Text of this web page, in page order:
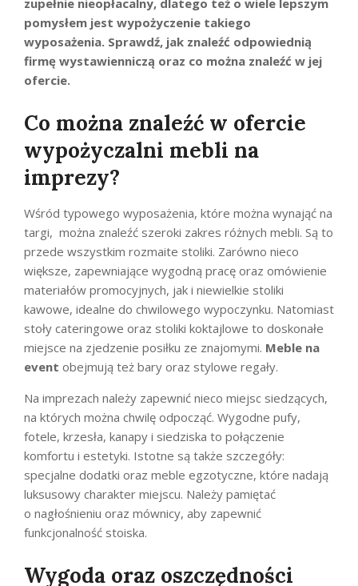
zupełnie nieopłacalny, dlatego też o wiele lepszym
pomysłem jest wypożyczenie takiego
wyposażenia. Sprawdź, jak znaleźć odpowiednią
firmę wystawienniczą oraz co można znaleźć w jej
ofercie.
Co można znaleźć w ofercie
wypożyczalni mebli na
imprezy?
Wśród typowego wyposażenia, które można wynająć na
targi, można znaleźć szeroki zakres różnych mebli. Są to
przede wszystkim rozmaite stoliki. Zarówno nieco
większe, zapewniające wygodną pracę oraz omówienie
materiałów promocyjnych, jak i niewielkie stoliki
kawowe, idealne do chwilowego wypoczynku. Natomiast
stoły cateringowe oraz stoliki koktajlowe to doskonałe
miejsce na zjedzenie posiłku ze znajomymi. Meble na
event obejmują też bary oraz stylowe regały.
Na imprezach należy zapewnić nieco miejsc siedzących,
na których można chwilę odpocząć. Wygodne pufy,
fotele, krzesła, kanapy i siedziska to połączenie
komfortu i estetyki. Istotne są także szczegóły:
specjalne dodatki oraz meble egzotyczne, które nadają
luksusowy charakter miejscu. Należy pamiętać
o nagłośnieniu oraz mównicy, aby zapewnić
funkcjonalność stoiska.
Wygoda oraz oszczędności